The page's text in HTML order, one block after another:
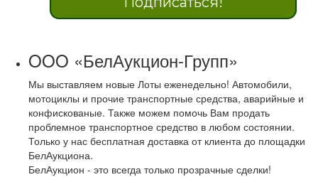
OOO «БелАукцион-Групп»
Мы выставляем новые Лоты еженедельно! Автомобили,
мотоциклы и прочие транспортные средства, аварийные и
конфискованые. Также можем помочь Вам продать
проблемное транспортное средство в любом состоянии.
Только у нас бесплатная доставка от клиента до площадки
БелАукциона.
БелАукцион - это всегда только прозрачные сделки!